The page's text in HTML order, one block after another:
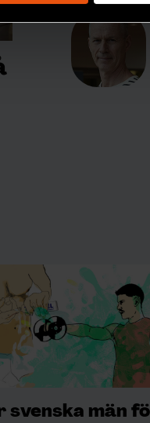
för att anpassa
vår trafik. Vi
annons- och
du har tillhandahållit
svenska män